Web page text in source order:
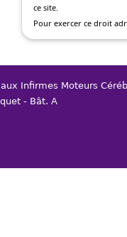
ce site.
Pour exercer ce droit
Infirmes Moteurs
- Bât. A